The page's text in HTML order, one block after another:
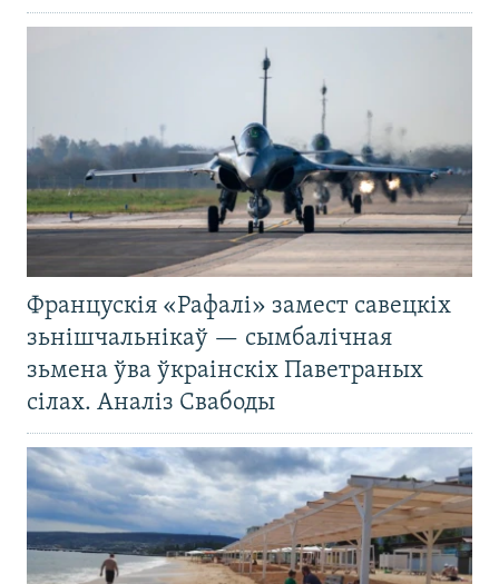
Францускія «Рафалі» замест савецкіх
зьнішчальнікаў — сымбалічная
зьмена ўва ўкраінскіх Паветраных
сілах. Аналіз Свабоды